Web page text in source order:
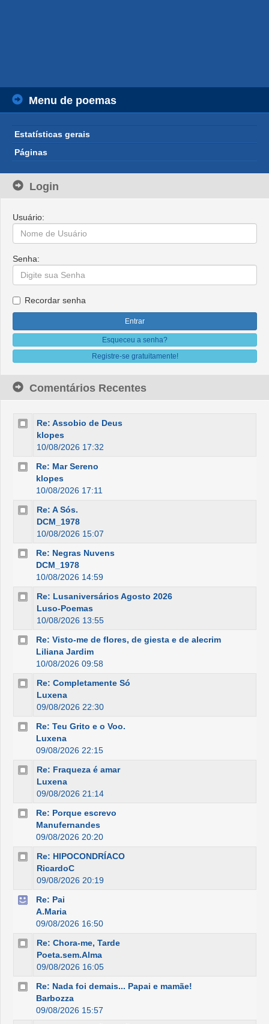
Menu de poemas
Estatísticas gerais
Páginas
Login
Usuário:
Senha:
Recordar senha
Esqueceu a senha?
Registre-se gratuitamente!
Comentários Recentes
Re: Assobio de Deus
klopes
10/08/2026 17:32
Re: Mar Sereno
klopes
10/08/2026 17:11
Re: A Sós.
DCM_1978
10/08/2026 15:07
Re: Negras Nuvens
DCM_1978
10/08/2026 14:59
Re: Lusaniversários Agosto 2026
Luso-Poemas
10/08/2026 13:55
Re: Visto-me de flores, de giesta e de alecrim
Liliana Jardim
10/08/2026 09:58
Re: Completamente Só
Luxena
09/08/2026 22:30
Re: Teu Grito e o Voo.
Luxena
09/08/2026 22:15
Re: Fraqueza é amar
Luxena
09/08/2026 21:14
Re: Porque escrevo
Manufernandes
09/08/2026 20:20
Re: HIPOCONDRÍACO
RicardoC
09/08/2026 20:19
Re: Pai
A.Maria
09/08/2026 16:50
Re: Chora-me, Tarde
Poeta.sem.Alma
09/08/2026 16:05
Re: Nada foi demais... Papai e mamãe!
Barbozza
09/08/2026 15:57